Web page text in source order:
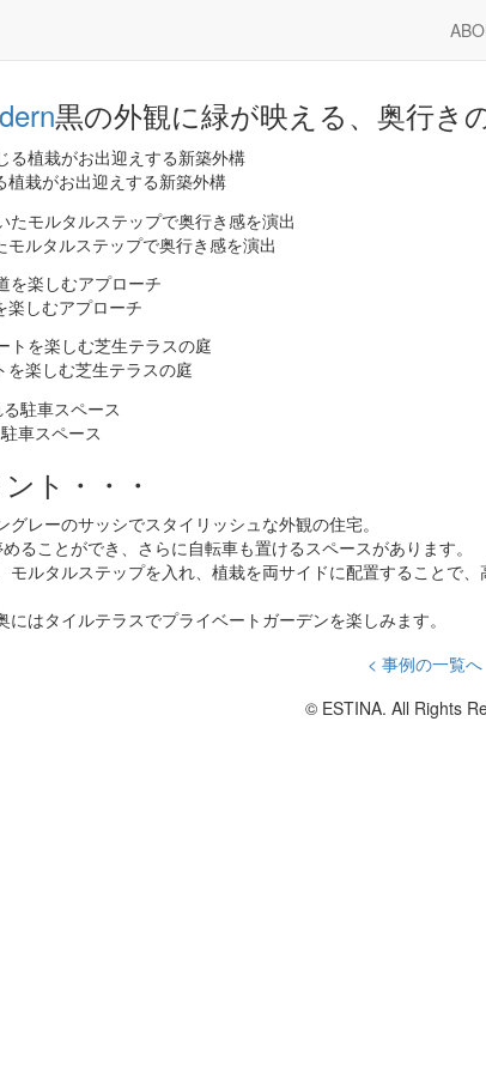
―
黒の外観に緑が映える、奥行き
植栽がお出迎えする新築外構
モルタルステップで奥行き感を演出
楽しむアプローチ
を楽しむ芝生テラスの庭
車スペース
ト・・・
グレーのサッシでスタイリッシュな外観の住宅。
ることができ、さらに自転車も置けるスペースがあります。
モルタルステップを入れ、植栽を両サイドに配置することで
にはタイルテラスでプライベートガーデンを楽しみます。
< 事例の一覧へ
© ESTINA. All Rights